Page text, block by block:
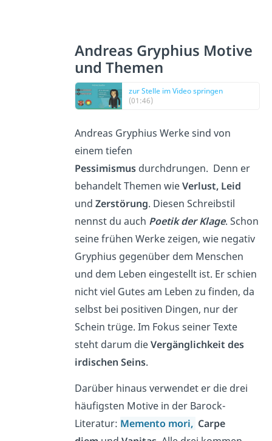
Andreas Gryphius Motive
und Themen
zur Stelle im Video springen
(01:46)
Andreas Gryphius Werke sind von
einem tiefen
Pessimismus durchdrungen. Denn er
behandelt Themen wieVerlust, Leid
undZerstörung. Diesen Schreibstil
nennst du auch Poetik der Klage. Schon
seine frühen Werke zeigen, wie negativ
Gryphius gegenüber dem Menschen
und dem Leben eingestellt ist. Er schien
nicht viel Gutes am Leben zu finden, da
selbst bei positiven Dingen, nur der
Schein trüge. Im Fokus seiner Texte
steht darum dieVergänglichkeit des
irdischen Seins.
Darüber hinaus verwendet er die drei
häufigsten Motive in der Barock-
Literatur: Memento mori, Carpe